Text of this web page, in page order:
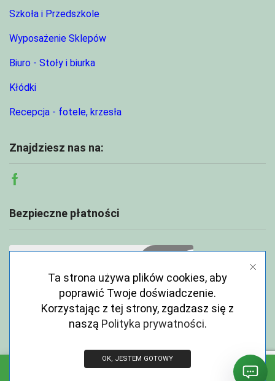
Szkoła i Przedszkole
Wyposażenie Sklepów
Biuro - Stoły i biurka
Kłódki
Recepcja - fotele, krzesła
Znajdziesz nas na:
Facebook
Bezpieczne płatności
Ta strona używa plików cookies, aby
poprawić Twoje doświadczenie.
Korzystając z tej strony, zgadzasz się z
naszą Polityka prywatności.
OK, JESTEM GOTOWY